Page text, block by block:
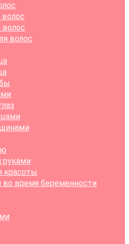
волос
красоты
во время беременности